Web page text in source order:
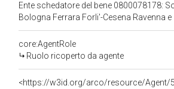
Ente schedatore del bene 0800078178:
Bologna Ferrara Forli'-Cesena Ravenna
core:AgentRole
Ruolo ricoperto da agente
<https://w3id.org/arco/resource/Agent/